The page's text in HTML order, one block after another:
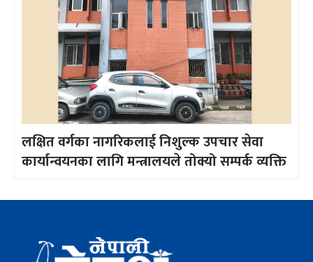
लक्षित वर्गका नागरिकलाई निशुल्क उपचार सेवा
कार्यान्वयनका लागि मन्त्रालयले तोक्यो सम्पर्क व्यक्ति